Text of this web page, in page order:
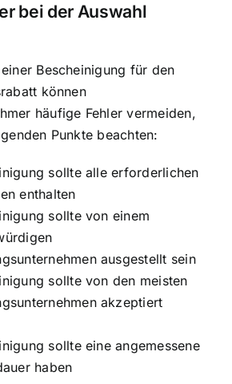
bei der Auswahl
Bescheinigung für den
können
häufige Fehler vermeiden,
Punkte beachten:
sollte alle erforderlichen
enthalten
sollte von einem
ausgestellt sein
sollte von den meisten
akzeptiert
sollte eine angemessene
haben